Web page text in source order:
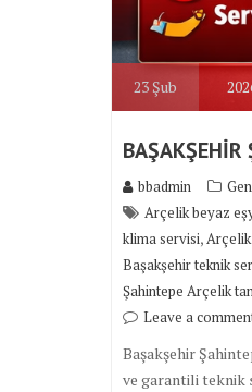
23 Şub
BAŞAKŞEHİR
bbadmin
Arçelik beyaz
klima servisi,
Başakşehir teknik
Şahintepe Arçelik
Leave a
Başakşehir
ve garantili teknik